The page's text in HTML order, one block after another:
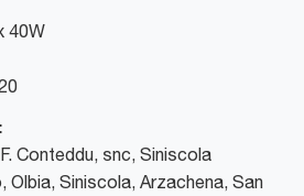
40W
Conteddu, snc, Siniscola
Olbia, Siniscola, Arzachena, San